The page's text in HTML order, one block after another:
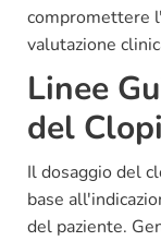
compromettere
valutazione
Linee
del
Il dosaggio del
base
del paziente.